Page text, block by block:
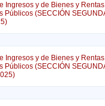
Ingresos y de Bienes y
Públicos (SECCIÓN
Ingresos y de Bienes y
Públicos (SECCIÓN